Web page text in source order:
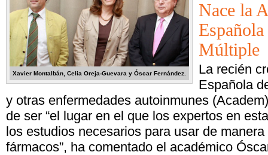
Xavier Montalbán, Celia Oreja-Guevara y Óscar Fernández.
Nace la
Múltiple
La recién
Española
y otras enfermedades autoinmunes
de ser “el lugar en el que los expertos en
los estudios necesarios para usar de
fármacos”, ha comentado el académico